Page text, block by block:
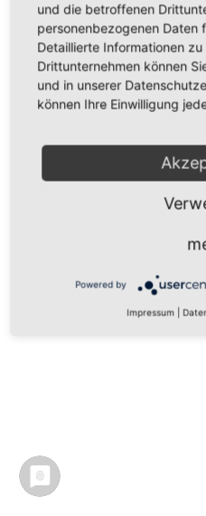
Impressum |Datenschutz|
und die betroffenen
personenbezogenen Daten
Detaillierte Informationen
Drittunternehmen können
und in unserer
können Ihre Einwilligung
Powered by
Impressum